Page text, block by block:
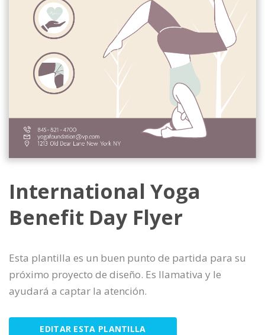
International Yoga
Benefit Day Flyer
Esta plantilla es un buen punto de partida para su
próximo proyecto de diseño. Es llamativa y le
ayudará a captar la atención.
EDITAR ESTA PLANTILLA